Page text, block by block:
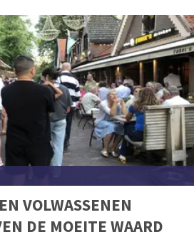
VOLWASSENEN
DE MOEITE WAARD